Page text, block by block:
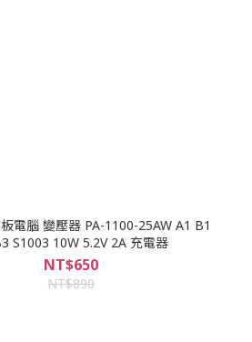
電腦 變壓器 PA-1100-25AW A1 B1
S1003 10W 5.2V 2A 充電器
NT$650
NT$890